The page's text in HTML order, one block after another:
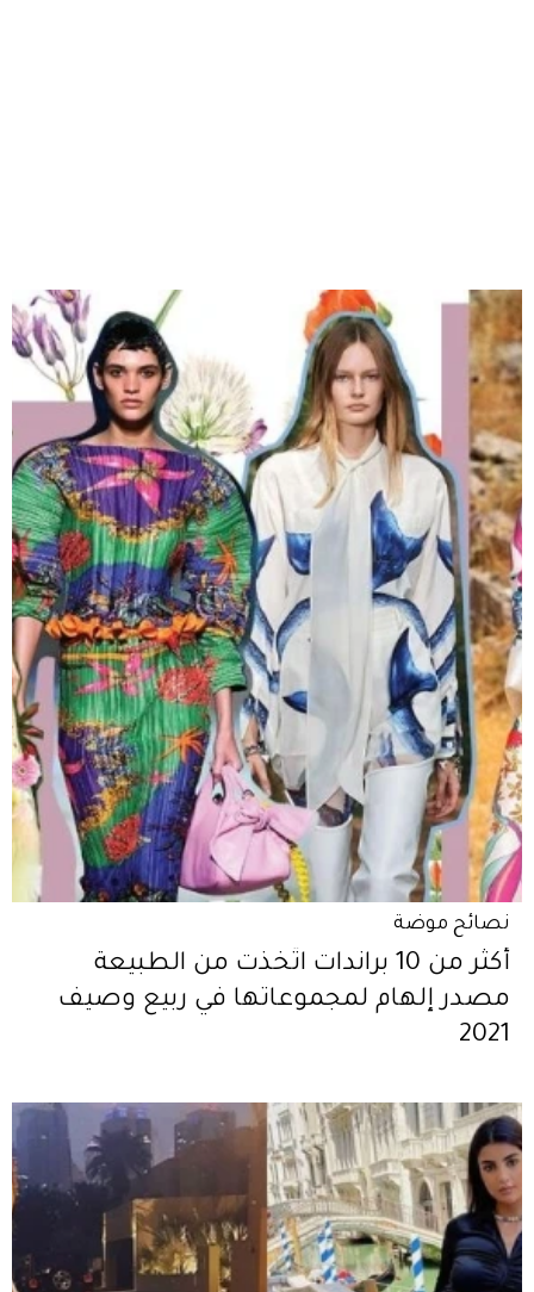
نصائح موضة
أكثر من 10 براندات اتّخذت من الطبيعة
مصدر إلهام لمجموعاتها في ربيع وصيف
2021